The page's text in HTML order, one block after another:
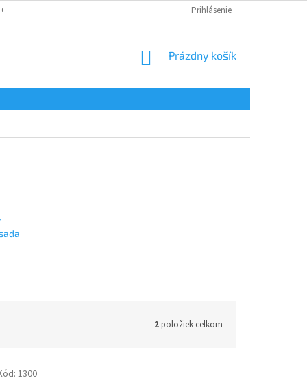
ÚDAJOV Prihlásenie
NÁKUPNÝ
Prázdny košík
2položiek celkom
1300